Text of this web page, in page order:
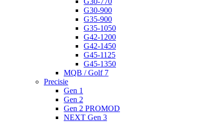
G30-900
G35-900
G35-1050
G42-1200
G42-1450
G45-1125
G45-1350
MQB / Golf 7
Precisie
Gen 1
Gen 2
Gen 2 PROMOD
NEXT Gen 3